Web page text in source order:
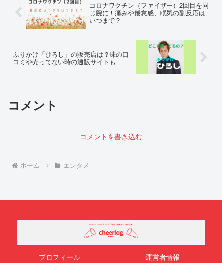
コロナワクチン（ファイザー）2回目を同
じ腕に！痛みや倦怠感、眠気の副反応は
いつまで？
ふりかけ「ひろし」の販売店は？味の口
コミや売ってない時の通販サイトも
コメント
コメントを書き込む
ホーム エンタメ
プロフィール 運営者情報